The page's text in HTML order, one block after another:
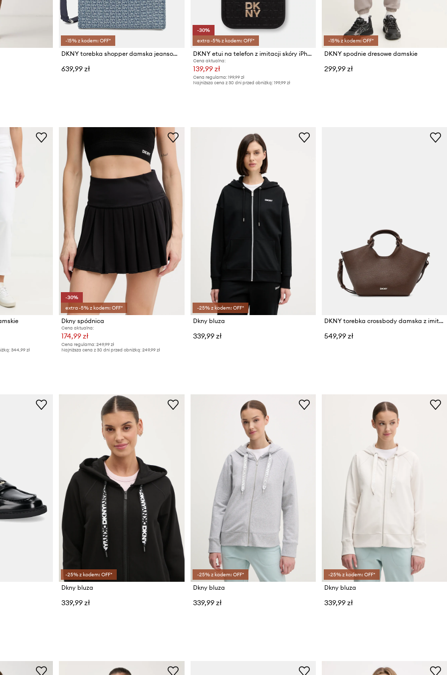
-15% z kodem: OFF*
DKNY torebka shopper damska jeansowa
639,99 zł
-30%
extra -5% z kodem: OFF*
DKNY etui na telefon z imitacji skóry iPhone 16 Pro
Cena aktualna:
139,99 zł
Cena regularna: 199,99 zł
Najniższa cena z 30 dni przed obniżką: 199,99 zł
-15% z kodem: OFF*
DKNY spodnie dresowe damskie
299,99 zł
344,99 zł
-30%
extra -5% z kodem: OFF*
Dkny spódnica
Cena aktualna:
174,99 zł
Cena regularna: 249,99 zł
Najniższa cena z 30 dni przed obniżką: 249,99 zł
-25% z kodem: OFF*
Dkny bluza
339,99 zł
DKNY torebka crossbody damska z imitacji skóry PAULA
549,99 zł
-25% z kodem: OFF*
Dkny bluza
339,99 zł
-25% z kodem: OFF*
Dkny bluza
339,99 zł
-25% z kodem: OFF*
Dkny bluza
339,99 zł